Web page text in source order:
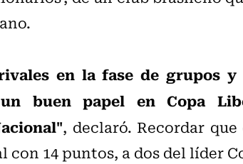
en la fase de grupos
buen papel en Copa
, declaró. Recordar que
14 puntos, a dos del líder